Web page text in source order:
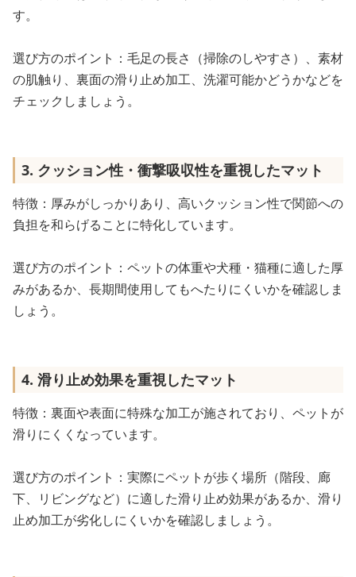
す。
選び方のポイント：毛足の長さ（掃除のしやすさ）、素材
の肌触り、裏面の滑り止め加工、洗濯可能かどうかなどを
チェックしましょう。
3. クッション性・衝撃吸収性を重視したマット
特徴：厚みがしっかりあり、高いクッション性で関節への
負担を和らげることに特化しています。
選び方のポイント：ペットの体重や犬種・猫種に適した厚
みがあるか、長期間使用してもへたりにくいかを確認しま
しょう。
4. 滑り止め効果を重視したマット
特徴：裏面や表面に特殊な加工が施されており、ペットが
滑りにくくなっています。
選び方のポイント：実際にペットが歩く場所（階段、廊
下、リビングなど）に適した滑り止め効果があるか、滑り
止め加工が劣化しにくいかを確認しましょう。